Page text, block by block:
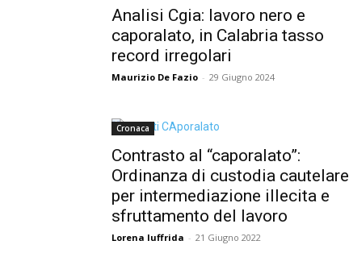
Analisi Cgia: lavoro nero e
caporalato, in Calabria tasso
record irregolari
Maurizio De Fazio - 29 Giugno 2024
Cronaca
Contrasto al “caporalato”:
Ordinanza di custodia cautelare
per intermediazione illecita e
sfruttamento del lavoro
Lorena Iuffrida - 21 Giugno 2022